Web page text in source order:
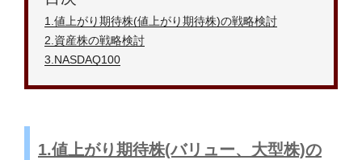
1.値上がり期待株(値上がり期待株)の戦略検討
2 .資産株の戦略検討
3.NASDAQ100
1.値上がり期待株(バリュー、大型株)の